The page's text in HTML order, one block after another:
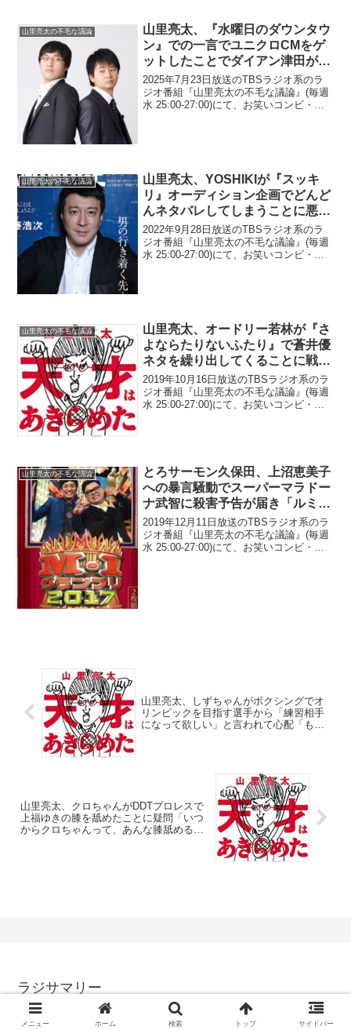
山里亮太の不毛な議論
山里亮太、『水曜日のダウンタウ
ン』での一言でユニクロCMをゲ
ットしたことでダイアン津田が味
をしめていたと明かす「ドッキリ
かなと思ったら…」
2025年7月23日放送のTBSラジオ系のラ
ジオ番組『山里亮太の不毛な議論』(毎週
水 25:00-27:00)にて、お笑いコンビ・南
山里亮太の不毛な議論
山里亮太、YOSHIKIが『スッキ
リ』オーディション企画でどんど
んネタバレしてしまうことに悪ノ
リする加藤浩次は「悪い顔をして
んだよね、あの人」
2022年9月28日放送のTBSラジオ系のラ
ジオ番組『山里亮太の不毛な議論』(毎週
水 25:00-27:00)にて、お笑いコンビ・南
山里亮太の不毛な議論
山里亮太、オードリー若林が『さ
よならたりないふたり』で蒼井優
ネタを繰り出してくることに戦々
恐々「今、その武器を研いでるの
よ」
2019年10月16日放送のTBSラジオ系のラ
ジオ番組『山里亮太の不毛な議論』(毎週
水 25:00-27:00)にて、お笑いコンビ・南
山里亮太の不毛な議論
とろサーモン久保田、上沼恵美子
への暴言騒動でスーパーマラドー
ナ武智に殺害予告が届き「ルミネ
に警察の人おってん」と明かす
2019年12月11日放送のTBSラジオ系のラ
ジオ番組『山里亮太の不毛な議論』(毎週
水 25:00-27:00)にて、お笑いコンビ・と
山里亮太、しずちゃんがボクシングでオ
リンピックを目指す選手から「練習相手
になって欲しい」と言われて心配「もう
山里亮太、クロちゃんがDDTプロレスで
上福ゆきの膝を舐めたことに疑問「いつ
からクロちゃんって、あんな膝舐める人
ラジサマリー
© 2017 ラジサマリー.
メニュー ホーム 検索 トップ サイドバー